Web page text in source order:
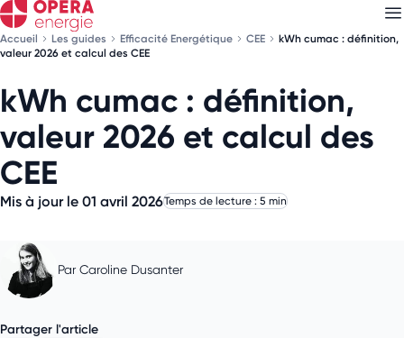
Accueil Les guides Efficacité Energétique CEE
kWh cumac : définition,
valeur 2026 et calcul des CEE
kWh cumac : définition,
valeur 2026 et calcul des
CEE
Mis à jour le 01 avril 2026Temps de lecture : 5 min
Par Caroline Dusanter
Partager l'article
Découvrez nosnewsletters
Choisissez les newsletters qui vous intéressent